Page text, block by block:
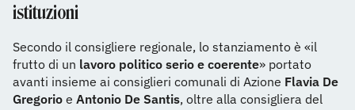
istituzioni
Secondo il consigliere regionale, lo stanziamento è «il
frutto di un lavoro politico serio e coerente» portato
avanti insieme ai consiglieri comunali di Azione Flavia De
Gregorio e Antonio De Santis, oltre alla consigliera del